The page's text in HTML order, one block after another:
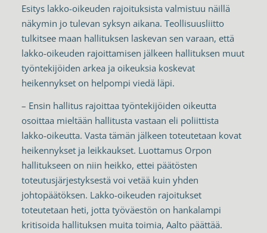
Esitys lakko-oikeuden rajoituksista valmistuu näillä
näkymin jo tulevan syksyn aikana. Teollisuusliitto
tulkitsee maan hallituksen laskevan sen varaan, että
lakko-oikeuden rajoittamisen jälkeen hallituksen muut
työntekijöiden arkea ja oikeuksia koskevat
heikennykset on helpompi viedä läpi.
– Ensin hallitus rajoittaa työntekijöiden oikeutta
osoittaa mieltään hallitusta vastaan eli poliittista
lakko-oikeutta. Vasta tämän jälkeen toteutetaan kovat
heikennykset ja leikkaukset. Luottamus Orpon
hallitukseen on niin heikko, ettei päätösten
toteutusjärjestyksestä voi vetää kuin yhden
johtopäätöksen. Lakko-oikeuden rajoitukset
toteutetaan heti, jotta työväestön on hankalampi
kritisoida hallituksen muita toimia, Aalto päättää.